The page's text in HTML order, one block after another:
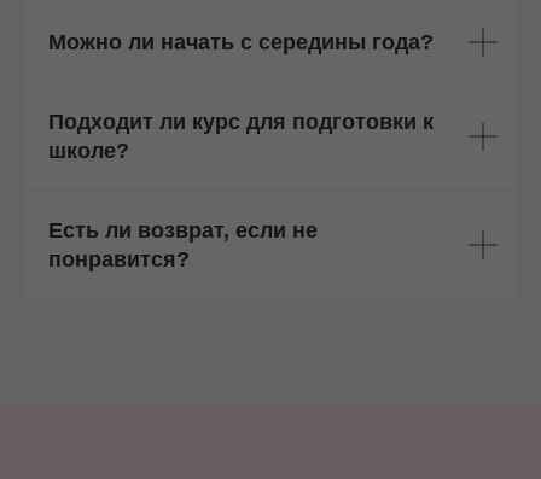
Можно ли начать с середины года?
Подходит ли курс для подготовки к
школе?
Есть ли возврат, если не
понравится?